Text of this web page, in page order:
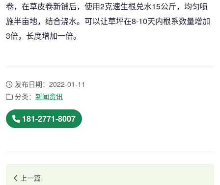
卷，在草皮卷新铺后，使用2克速生根兑水15公斤，均匀喷
施半亩地，结合浇水。可以让草坪在8-10天内根系数量增加
3倍，长度增加一倍。
发布日期：2022-01-11
分类： 新闻资讯
181-2771-8007
上一篇